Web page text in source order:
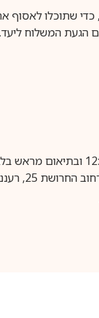
שתוכלו
הגעת המשלוח ליעד.
25, רעננה.